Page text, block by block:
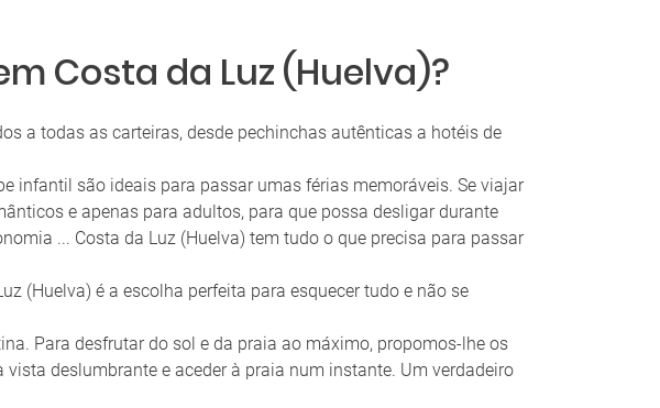
Costa da Luz (Huelva)?
a todas as carteiras, desde pechinchas autênticas a hotéis de
infantil são ideais para passar umas férias memoráveis. Se viajar
e apenas para adultos, para que possa desligar durante
... Costa da Luz (Huelva) tem tudo o que precisa para passar
(Huelva) é a escolha perfeita para esquecer tudo e não se
Para desfrutar do sol e da praia ao máximo, propomos-lhe os
deslumbrante e aceder à praia num instante. Um verdadeiro